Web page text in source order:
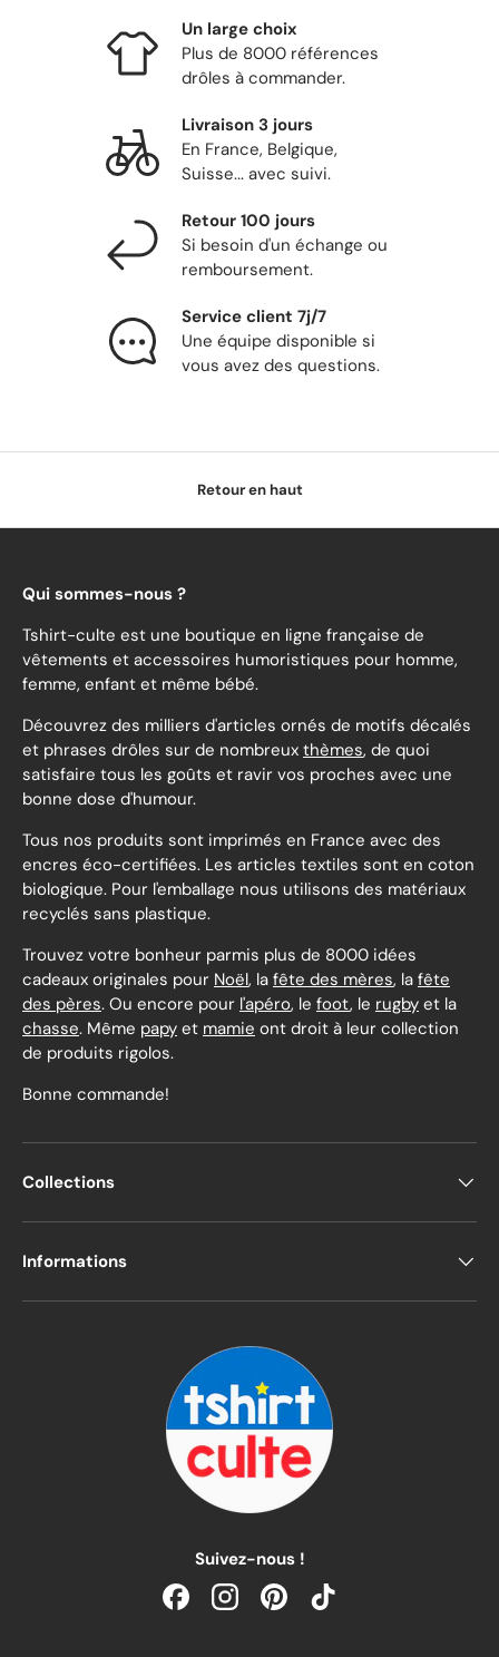
Un large choix
Plus de 8000 références
drôles à commander.
Livraison 3 jours
En France, Belgique,
Suisse... avec suivi.
Retour 100 jours
Si besoin d'un échange ou
remboursement.
Service client 7j/7
Une équipe disponible si
vous avez des questions.
Retour en haut
Qui sommes-nous ?
Tshirt-culte est une boutique en ligne française de
vêtements et accessoires humoristiques pour homme,
femme, enfant et même bébé.
Découvrez des milliers d'articles ornés de motifs décalés
et phrases drôles sur de nombreux thèmes, de quoi
satisfaire tous les goûts et ravir vos proches avec une
bonne dose d'humour.
Tous nos produits sont imprimés en France avec des
encres éco-certifiées. Les articles textiles sont en coton
biologique. Pour l'emballage nous utilisons des matériaux
recyclés sans plastique.
Trouvez votre bonheur parmis plus de 8000 idées
cadeaux originales pour Noël, la fête des mères, la fête
des pères. Ou encore pour l'apéro, le foot, le rugby et la
chasse. Même papy et mamie ont droit à leur collection
de produits rigolos.
Bonne commande!
Collections
Informations
Suivez-nous !
FacebookInstagramPinterestTikTok